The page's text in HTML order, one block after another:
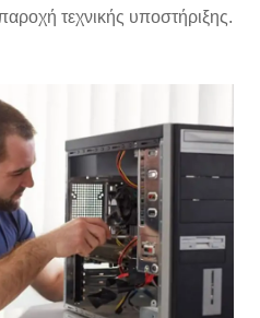
τεχνικής υποστήριξης.